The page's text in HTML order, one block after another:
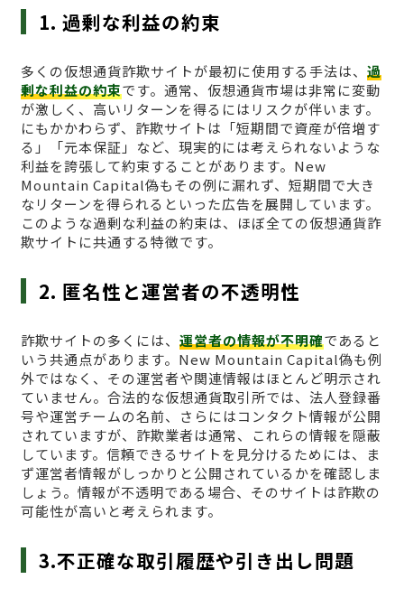
1. 過剰な利益の約束
多くの仮想通貨詐欺サイトが最初に使用する手法は、 過
剰な利益の約束です。通常、仮想通貨市場は非常に変動
が激しく、高いリターンを得るにはリスクが伴います。
にもかかわらず、詐欺サイトは「短期間で資産が倍増す
る」「元本保証」など、現実的には考えられないような
利益を誇張して約束することがあります。New
Mountain Capital偽もその例に漏れず、短期間で大き
なリターンを得られるといった広告を展開しています。
このような過剰な利益の約束は、ほぼ全ての仮想通貨詐
欺サイトに共通する特徴です。
2. 匿名性と運営者の不透明性
詐欺サイトの多くには、 運営者の情報が不明確であると
いう共通点があります。New Mountain Capital偽も例
外ではなく、その運営者や関連情報はほとんど明示され
ていません。合法的な仮想通貨取引所では、法人登録番
号や運営チームの名前、さらにはコンタクト情報が公開
されていますが、詐欺業者は通常、これらの情報を隠蔽
しています。信頼できるサイトを見分けるためには、ま
ず運営者情報がしっかりと公開されているかを確認しま
しょう。情報が不透明である場合、そのサイトは詐欺の
可能性が高いと考えられます。
3.不正確な取引履歴や引き出し問題